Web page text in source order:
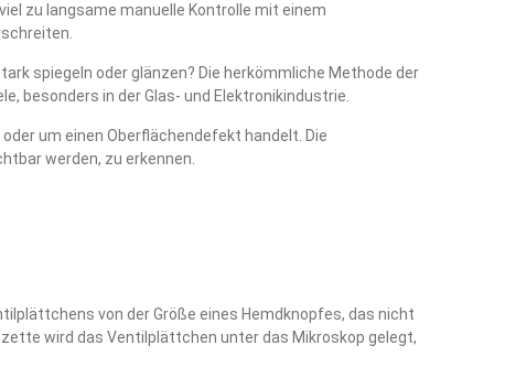
zu langsame manuelle Kontrolle mit einem
spiegeln oder glänzen? Die herkömmliche Methode der
besonders in der Glas- und Elektronikindustrie.
um einen Oberflächendefekt handelt. Die
werden, zu erkennen.
von der Größe eines Hemdknopfes, das nicht
wird das Ventilplättchen unter das Mikroskop gelegt,